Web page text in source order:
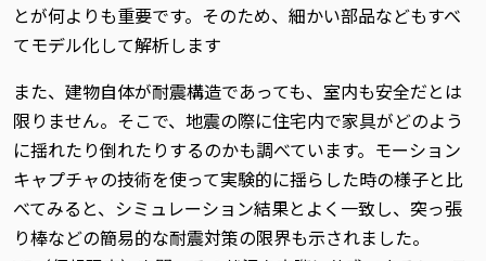
とが何よりも重要です。そのため、細かい部品などもすべ
てモデル化して解析します
また、建物自体が耐震構造であっても、室内も安全だとは
限りません。そこで、地震の際に住宅内で家具がどのよう
に揺れたり倒れたりするのかも調べています。モーション
キャプチャの技術を使って実験的に揺らした時の様子と比
べてみると、シミュレーション結果とよく一致し、突っ張
り棒などの簡易的な耐震対策の限界も示されました。